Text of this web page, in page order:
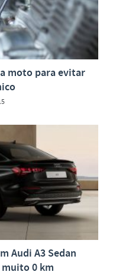
moto para evitar
Audi A3 Sedan
muito 0 km